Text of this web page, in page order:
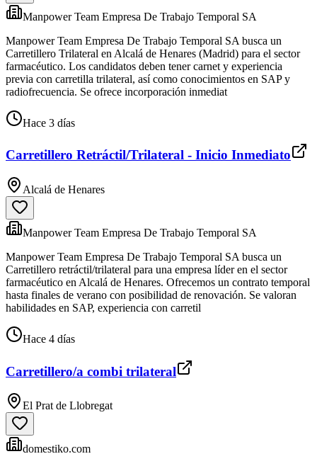
Manpower Team Empresa De Trabajo Temporal SA
Manpower Team Empresa De Trabajo Temporal SA busca un
Carretillero Trilateral en Alcalá de Henares (Madrid) para el sector
farmacéutico. Los candidatos deben tener carnet y experiencia
previa con carretilla trilateral, así como conocimientos en SAP y
radiofrecuencia. Se ofrece incorporación inmediat
Hace 3 días
Carretillero Retráctil/Trilateral - Inicio Inmediato
Alcalá de Henares
Manpower Team Empresa De Trabajo Temporal SA
Manpower Team Empresa De Trabajo Temporal SA busca un
Carretillero retráctil/trilateral para una empresa líder en el sector
farmacéutico en Alcalá de Henares. Ofrecemos un contrato temporal
hasta finales de verano con posibilidad de renovación. Se valoran
habilidades en SAP, experiencia con carretil
Hace 4 días
Carretillero/a combi trilateral
El Prat de Llobregat
domestiko.com